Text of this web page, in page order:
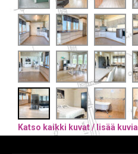
Katso kaikki kuvat / lisää kuvia